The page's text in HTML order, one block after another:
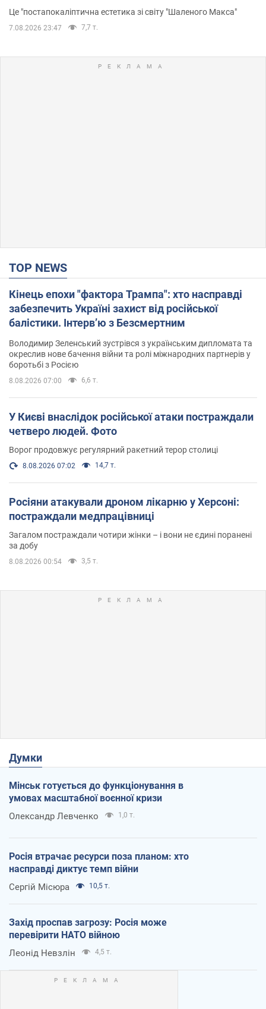
Це "постапокаліптична естетика зі світу "Шаленого Макса"
7.08.2026 23:47 7,7 т.
TOP NEWS
Кінець епохи "фактора Трампа": хто насправді
забезпечить Україні захист від російської
балістики. Інтерв’ю з Безсмертним
Володимир Зеленський зустрівся з українським дипломата та
окреслив нове бачення війни та ролі міжнародних партнерів у
боротьбі з Росією
8.08.2026 07:00 6,6 т.
У Києві внаслідок російської атаки постраждали
четверо людей. Фото
Ворог продовжує регулярний ракетний терор столиці
8.08.2026 07:02 14,7 т.
Росіяни атакували дроном лікарню у Херсоні:
постраждали медпрацівниці
Загалом постраждали чотири жінки – і вони не єдині поранені
за добу
8.08.2026 00:54 3,5 т.
Думки
Мінськ готується до функціонування в
умовах масштабної воєнної кризи
Олександр Левченко 1,0 т.
Росія втрачає ресурси поза планом: хто
насправді диктує темп війни
Сергій Місюра 10,5 т.
Захід проспав загрозу: Росія може
перевірити НАТО війною
Леонід Невзлін 4,5 т.